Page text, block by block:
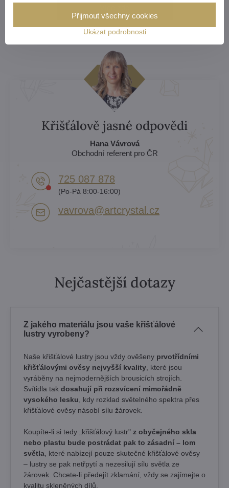
Křišťálově jasné odpovědi
Hana Vávrová
Obchodní referent pro ČR
725 087 878​
(Po-Pá 8:00-16:00)
vavrova​@artcrystal​.cz
Nejčastější dotazy
Z jakého materiálu jsou vaše křišťálové
lustry vyrobeny?
Naše křišťálové lustry jsou vždy ověšeny prvotřídními
křišťálovými ověsy nejvyšší kvality , které jsou
vyráběny na nejmodernějších brousicích strojích.
Svítidla tak dosahují při rozsvícení mimořádně
vysokého lesku , kdy rozklad světelného spektra přes
křišťálové ověsy násobí sílu žárovek. ​
Koupíte-li si tedy „křišťálový lustr" z obyčejného skla
nebo plastu bude postrádat pak to zásadní – lom
světla , které nabízejí pouze skutečné křišťálové ověsy
– lustry se pak netřpytí a nezesilují sílu světla ze
žárovek. Chcete-li předejít zklamání, vždy se zajímejte o
kvalitu skleněných dílů.
Ukázat podrobnosti
Přijmout všechny cookies